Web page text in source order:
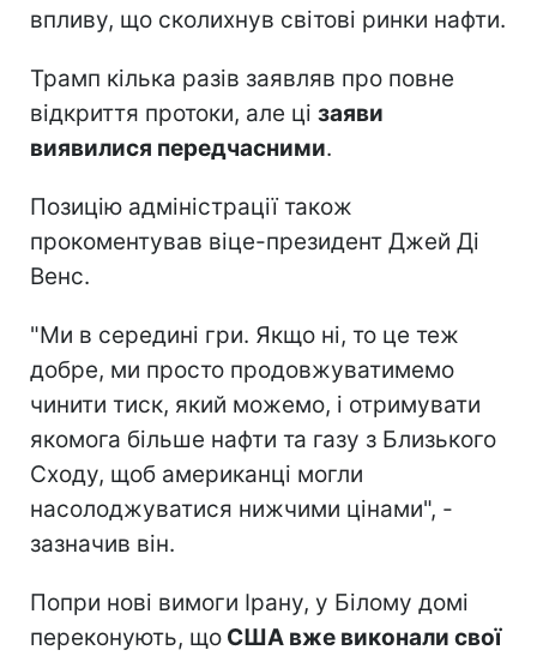
впливу, що сколихнув світові ринки нафти.
Трамп кілька разів заявляв про повне
відкриття протоки, але ці заяви
виявилися передчасними.
Позицію адміністрації також
прокоментував віце-президент Джей Ді
Венс.
"Ми в середині гри. Якщо ні, то це теж
добре, ми просто продовжуватимемо
чинити тиск, який можемо, і отримувати
якомога більше нафти та газу з Близького
Сходу, щоб американці могли
насолоджуватися нижчими цінами", -
зазначив він.
Попри нові вимоги Ірану, у Білому домі
переконують, що США вже виконали свої